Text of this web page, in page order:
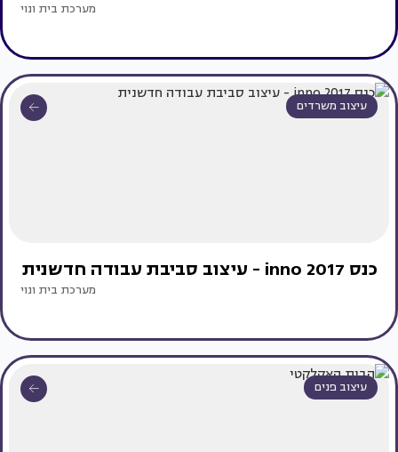
מערכת בית ונוי
עיצוב משרדים
כנס inno 2017 - עיצוב סביבת עבודה חדשנית
מערכת בית ונוי
עיצוב פנים